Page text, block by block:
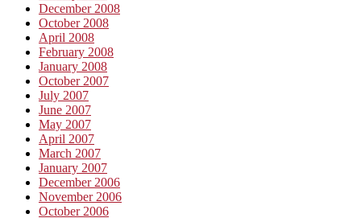
December 2008
October 2008
April 2008
February 2008
January 2008
October 2007
July 2007
June 2007
May 2007
April 2007
March 2007
January 2007
December 2006
November 2006
October 2006